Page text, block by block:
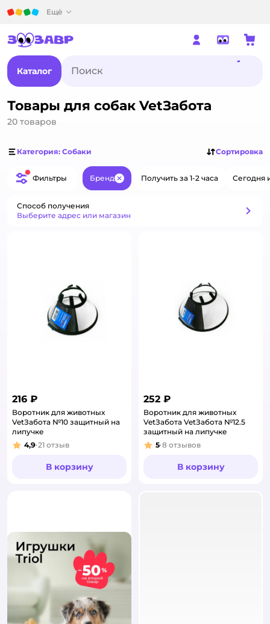
Ещё
Каталог
Товары для собак VetЗабота
20 товаров
Категория: Собаки Сортировка
Фильтры Бренд ЗакрытьПолучить за 1-2 часа Сегодня
Способ получения
Выберите адрес или магазин
216 ₽
Воротник для животных
VetЗабота №10 защитный на
липучке
Рейтинг:
4,9 21 отзыв
В корзину
252 ₽
Воротник для животных
VetЗабота VetЗабота №12.5
защитный на липучке
Рейтинг:
5 8 отзывов
В корзину